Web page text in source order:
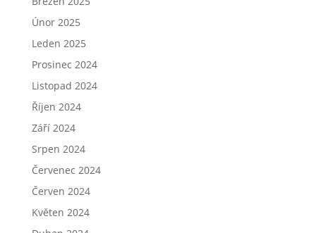
Únor 2025
Leden 2025
Prosinec 2024
Listopad 2024
Říjen 2024
Září 2024
Srpen 2024
Červenec 2024
Červen 2024
Květen 2024